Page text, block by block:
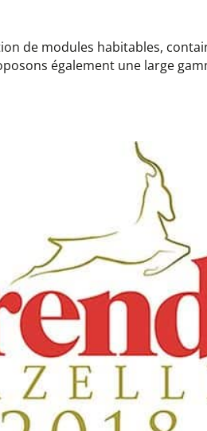
de modules habitables,
également une large